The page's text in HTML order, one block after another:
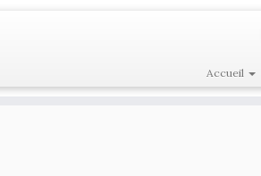
Accueil